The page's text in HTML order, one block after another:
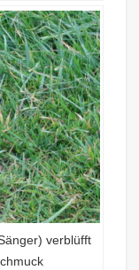
verblüfft